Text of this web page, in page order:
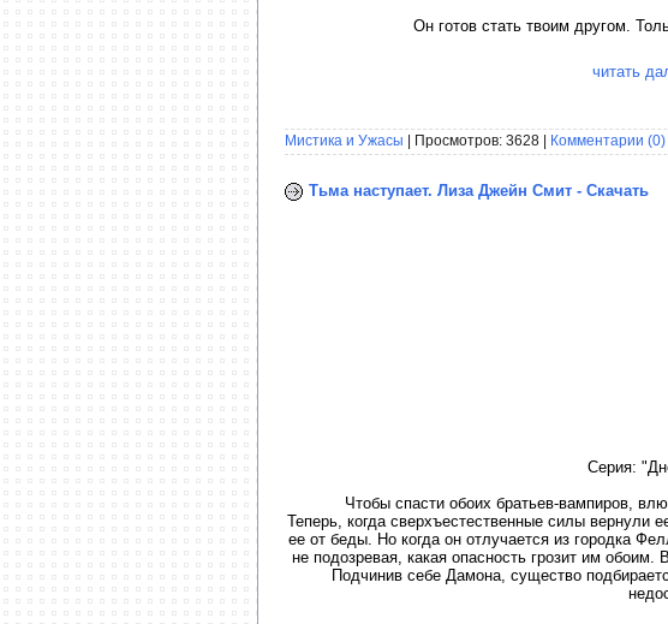
Он готов стать твоим другом.
читать
Мистика и Ужасы | Просмотров: 3628 | Комментарии (0)
Тьма наступает. Лиза Джейн Смит - Скачать
Серия:
Чтобы спасти обоих братьев-вампиров,
Теперь, когда сверхъестественные силы
ее от беды. Но когда он отлучается из городка
не подозревая, какая опасность грозит им обоим.
Подчинив себе Дамона, существо